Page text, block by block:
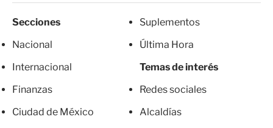
Secciones
Nacional
Internacional
Finanzas
Ciudad de México
Suplementos
Última Hora
Temas de interés
Redes sociales
Alcaldías